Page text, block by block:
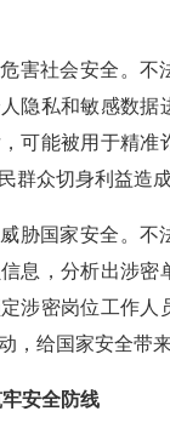
害社会安全。 不
隐私和敏感数据
可能被用于精准
群众切身利益造成
胁国家安全。 不
息，分析出涉密
涉密岗位工作人
，给国家安全带来
安全防线